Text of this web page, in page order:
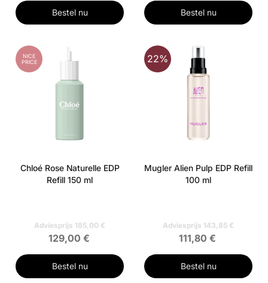
Bestel nu Bestel nu
NICE
PRICE
Chloé Rose Naturelle EDP
Refill 150 ml
Adviesprijs 185,00 €
129,00 €
Bestel nu
22%
Mugler Alien Pulp EDP Refill
100 ml
Adviesprijs 143,85 €
111,80 €
Bestel nu